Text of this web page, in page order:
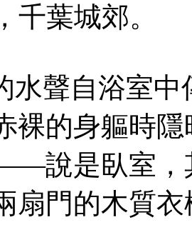
葉城郊。
水聲自浴室中
裸的身軀時
說是臥室，
扇門的木質